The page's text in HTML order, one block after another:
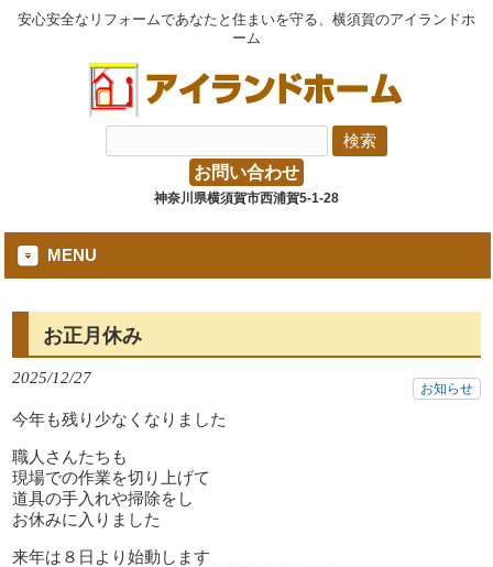
安心安全なリフォームであなたと住まいを守る、横須賀のアイランドホ
ーム
お問い合わせ
神奈川県横須賀市西浦賀5-1-28
MENU
お正月休み
2025/12/27
お知らせ
今年も残り少なくなりました
職人さんたちも
現場での作業を切り上げて
道具の手入れや掃除をし
お休みに入りました
来年は８日より始動します